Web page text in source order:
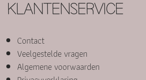
KLANTENSERVICE
Contact
Veelgestelde vragen
Algemene voorwaarden